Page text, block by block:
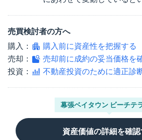
売買検討者の方へ
購入：
購入前に資産性を把握する
売却：
売却前に成約の妥当価格を
投資：
不動産投資のために適正診
幕張ベイタウン ビーチテ
資産価値の詳細を確